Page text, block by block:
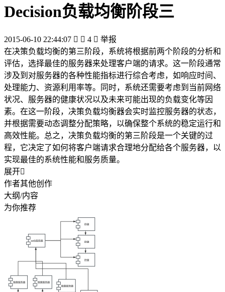
Decision负载均衡阶段三
2015-06-10 22:44:07   4  举报
在决策负载均衡的第三阶段，系统将根据前两个阶段的分析和
评估，选择最佳的服务器来处理客户端的请求。这一阶段通常
涉及到对服务器的各种性能指标进行综合考虑，如响应时间、
处理能力、资源利用率等。同时，系统还需要考虑到当前网络
状况、服务器的健康状况以及未来可能出现的负载变化等因
素。在这一阶段，决策负载均衡器会实时监控服务器的状态，
并根据需要动态调整分配策略，以确保整个系统的稳定运行和
高效性能。总之，决策负载均衡的第三阶段是一个关键的过
程，它决定了如何将客户端请求合理地分配给各个服务器，以
实现最佳的系统性能和服务质量。
展开
作者其他创作
大纲/内容
为你推荐